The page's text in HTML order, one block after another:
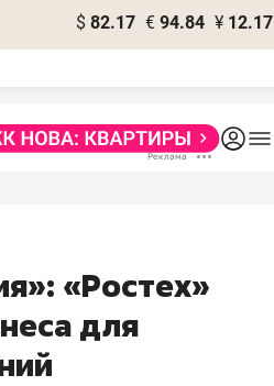
$ 82.17 € 94.84 ¥ 12.17
«Ростех»
для